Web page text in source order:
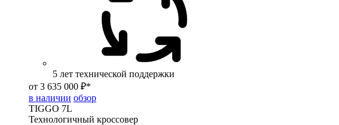
5 лет технической поддержки
от 3 635 000 ₽*
в наличии обзор
TIGGO 7L
Технологичный кроссовер